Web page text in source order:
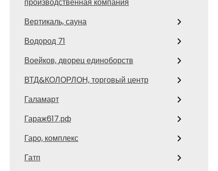
Вертикаль, сауна
Водород 71
Воейков, дворец единоборств
ВТД&КОЛОРЛОН, торговый центр
Галамарт
Гараж617.рф
Гаро, комплекс
Гатп